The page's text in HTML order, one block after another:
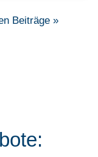
Beiträge »